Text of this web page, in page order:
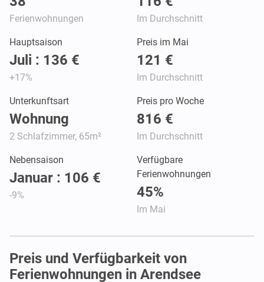
Ferienwohnungen Im Durchschnitt
Hauptsaison
Juli : 136 €
+17%
Preis im Mai
121 €
Im Durchschnitt
Unterkunftsart
Wohnung
2 Schlafzimmer, 65m²
Preis pro Woche
816 €
Im Durchschnitt
Nebensaison
Januar : 106 €
-9%
Verfügbare
Ferienwohnungen
45%
Im Mai
Preis und Verfügbarkeit von
Ferienwohnungen in Arendsee